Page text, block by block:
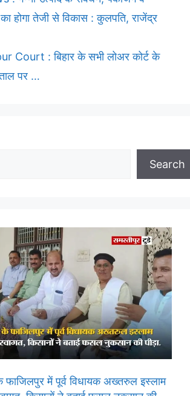
का होगा तेजी से विकास : कुलपति, राजेंद्र
Court : बिहार के सभी लोअर कोर्ट के
पर …
Search
में पूर्व विधायक अख्तरुल इस्लाम